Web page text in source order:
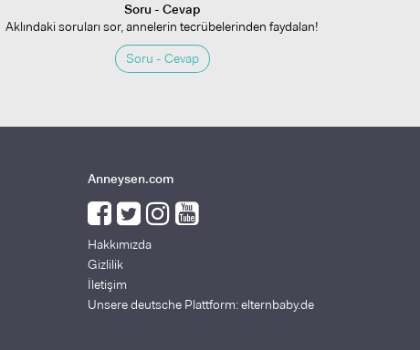
Soru - Cevap
Aklındaki soruları sor, annelerin tecrübelerinden faydalan!
Soru - Cevap
Anneysen.com
Hakkımızda
Gizlilik
İletişim
Unsere deutsche Plattform: elternbaby.de